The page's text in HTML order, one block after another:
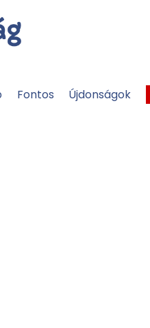
Fontos Újdonságok